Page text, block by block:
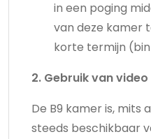
in een poging
van deze kamer
korte termijn
2. Gebruik van video
De B9 kamer is, mits
steeds beschikbaar